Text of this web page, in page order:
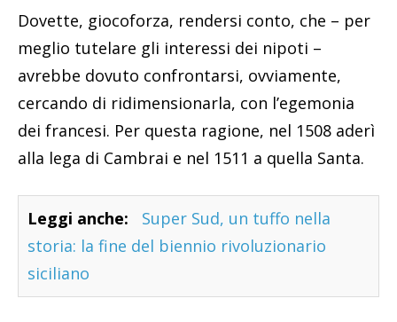
Dovette, giocoforza, rendersi conto, che – per
meglio tutelare gli interessi dei nipoti –
avrebbe dovuto confrontarsi, ovviamente,
cercando di ridimensionarla, con l’egemonia
dei francesi. Per questa ragione, nel 1508 aderì
alla lega di Cambrai e nel 1511 a quella Santa.
Leggi anche:
Super Sud, un tuffo nella
storia: la fine del biennio rivoluzionario
siciliano